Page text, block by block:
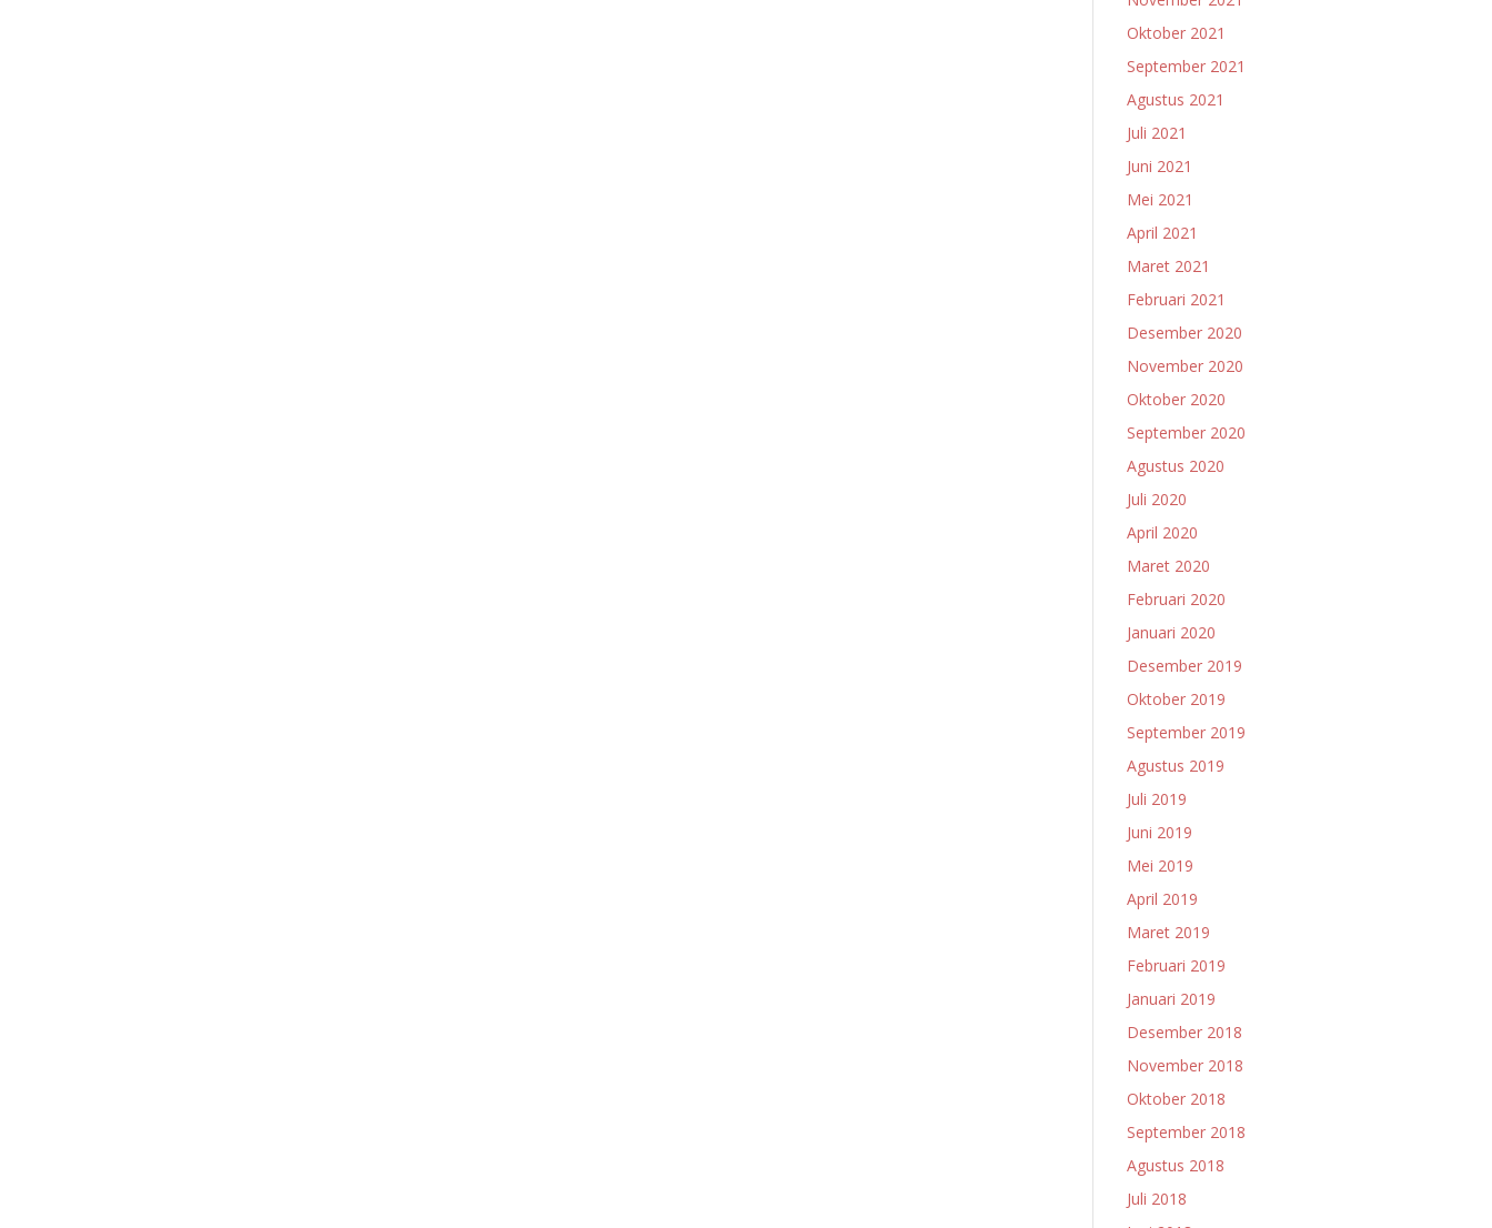
Oktober 2021
September 2021
Agustus 2021
Juli 2021
Juni 2021
Mei 2021
April 2021
Maret 2021
Februari 2021
Desember 2020
November 2020
Oktober 2020
September 2020
Agustus 2020
Juli 2020
April 2020
Maret 2020
Februari 2020
Januari 2020
Desember 2019
Oktober 2019
September 2019
Agustus 2019
Juli 2019
Juni 2019
Mei 2019
April 2019
Maret 2019
Februari 2019
Januari 2019
Desember 2018
November 2018
Oktober 2018
September 2018
Agustus 2018
Juli 2018